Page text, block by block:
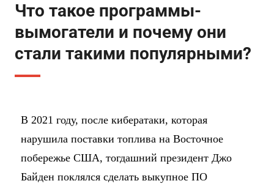
Что такое программы-
вымогатели и почему они
стали такими популярными?
В 2021 году, после кибератаки, которая
нарушила поставки топлива на Восточное
побережье США, тогдашний президент Джо
Байден поклялся сделать выкупное ПО